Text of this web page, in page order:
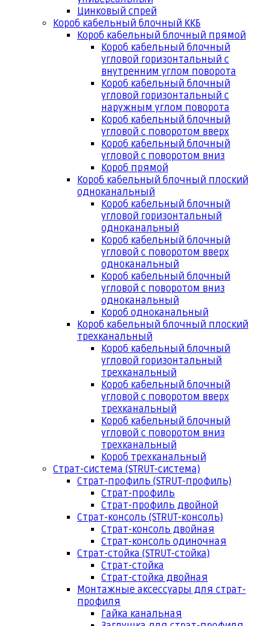
Цинковый спрей
Короб кабельный блочный ККБ
Короб кабельный блочный прямой
Короб кабельный блочный
угловой горизонтальный с
внутренним углом поворота
Короб кабельный блочный
угловой горизонтальный с
наружным углом поворота
Короб кабельный блочный
угловой с поворотом вверх
Короб кабельный блочный
угловой с поворотом вниз
Короб прямой
Короб кабельный блочный плоский
одноканальный
Короб кабельный блочный
угловой горизонтальный
одноканальный
Короб кабельный блочный
угловой с поворотом вверх
одноканальный
Короб кабельный блочный
угловой с поворотом вниз
одноканальный
Короб одноканальный
Короб кабельный блочный плоский
трехканальный
Короб кабельный блочный
угловой горизонтальный
трехканальный
Короб кабельный блочный
угловой с поворотом вверх
трехканальный
Короб кабельный блочный
угловой с поворотом вниз
трехканальный
Короб трехканальный
Страт-система (STRUT-система)
Страт-профиль (STRUT-профиль)
Страт-профиль
Страт-профиль двойной
Страт-консоль (STRUT-консоль)
Страт-консоль двойная
Страт-консоль одиночная
Страт-стойка (STRUT-стойка)
Страт-стойка
Страт-стойка двойная
Монтажные аксессуары для страт-
профиля
Гайка канальная